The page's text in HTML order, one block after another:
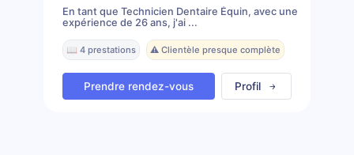
En tant que Technicien Dentaire Équin, avec une
expérience de 26 ans, j'ai ...
📖 4 prestations ⚠️ Clientèle presque complète
Prendre rendez-vous Profil